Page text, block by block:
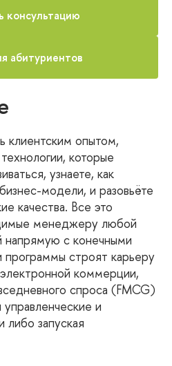
консультацию
абитуриентов
клиентским опытом,
которые
узнаете, как
модели, и разовьёте
качества. Все это
менеджеру любой
с конечными
программы строят карьеру
коммерции,
спроса (FMCG)
управленческие и
запуская